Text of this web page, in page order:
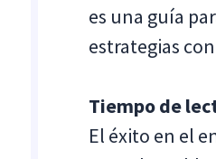
es una guía
estrategias
Tiempo de
El éxito en el